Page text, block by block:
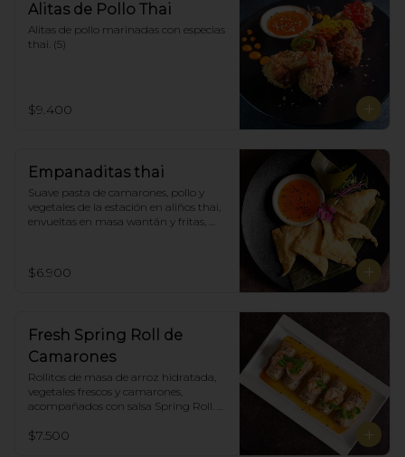
Alitas de Pollo Thai
Alitas de pollo marinadas con especias
thai. (5)
$9.400
Empanaditas thai
Suave pasta de camarones, pollo y
vegetales de la estación en aliños thai,
envueltas en masa wantán y fritas,
$6.900
Fresh Spring Roll de
Camarones
Rollitos de masa de arroz hidratada,
vegetales frescos y camarones,
acompañados con salsa Spring Roll.
$7.500